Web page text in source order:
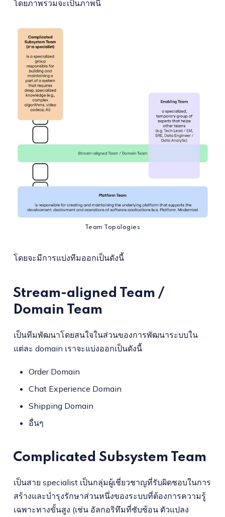
โดยภาพรวมจะเป็นภาพนี้
Team Topologies
โดยจะมีการแบ่งทีมออกเป็นดังนี้
Stream-aligned Team /
Domain Team
เป็นทีมพัฒนาโดยสนใจในส่วนของการพัฒนาระบบใน
แต่ละ domain เราจะแบ่งออกเป็นดังนี้
Order Domain
Chat Experience Domain
Shipping Domain
อื่นๆ
Complicated Subsystem Team
เป็นสาย specialist เป็นกลุ่มผู้เชี่ยวชาญที่รับผิดชอบในการ
สร้างและบำรุงรักษาส่วนหนึ่งของระบบที่ต้องการความรู้
เฉพาะทางขั้นสูง (เช่น อัลกอริทึมที่ซับซ้อน ตัวแปลง